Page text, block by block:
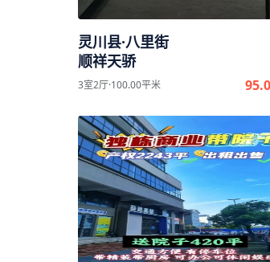
灵川县·八里街
顺祥天骄
3室2厅·100.00平米